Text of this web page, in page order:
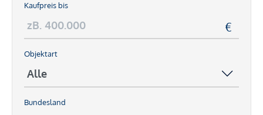
Kaufpreis bis
Objektart
Bundesland